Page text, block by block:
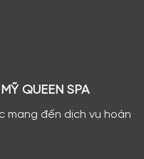
QUEEN SPA
mang đến dịch vụ hoàn